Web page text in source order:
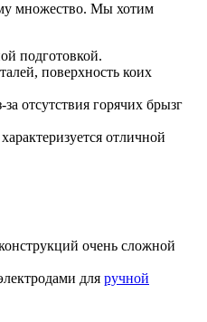
множество. Мы хотим
подготовкой.
поверхность коих
отсутствия горячих брызг
отличной
очень сложной
для ручной